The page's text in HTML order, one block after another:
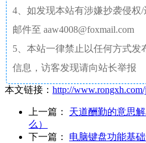
4、如发现本站有涉嫌抄袭侵权
邮件至 aaw4008@foxmail.com
5、本站一律禁止以任何方式发
信息，访客发现请向站长举报
本文链接： http://
上一篇： 天道酬勤的意思
么）
下一篇： 电脑键盘功能基